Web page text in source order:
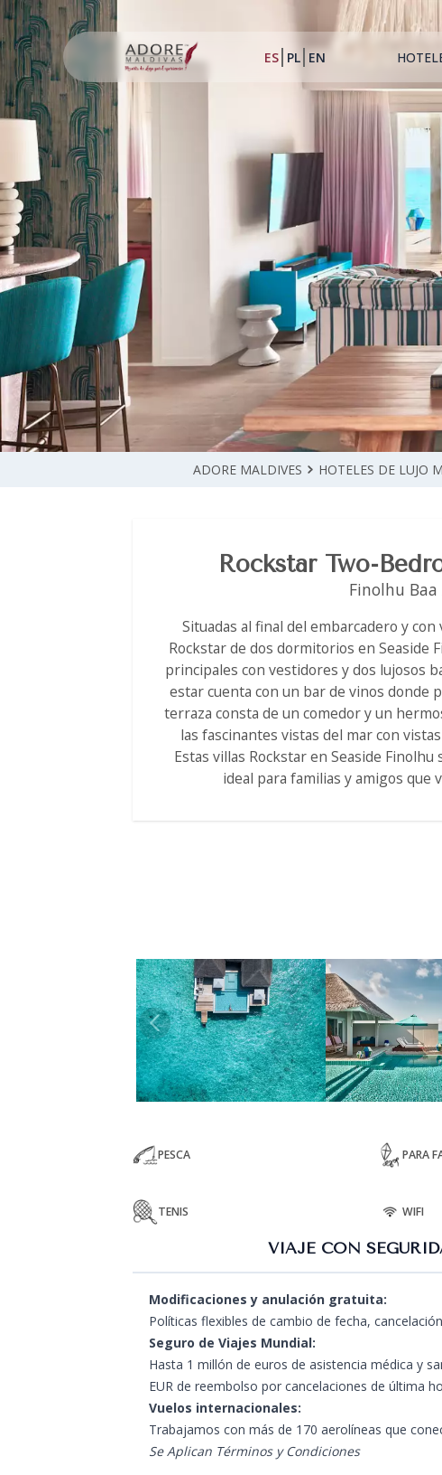
ES PL EN
ADORE MALDIVES HOTELES DE LUJO
Rockstar Two-
Finolhu
Situadas al final del embarcadero y
Rockstar de dos dormitorios en Seaside
principales con vestidores y dos lujosos
estar cuenta con un bar de vinos donde
terraza consta de un comedor y un
las fascinantes vistas del mar con
Estas villas Rockstar en Seaside
ideal para familias y amigos que
PESCA PARA
TENIS WIFI
VIAJE CON
Modificaciones y anulación gratuita:
Políticas flexibles de cambio de fecha,
Seguro de Viajes Mundial:
Hasta 1 millón de euros de asistencia médica y
EUR de reembolso por cancelaciones de última
Vuelos internacionales:
Trabajamos con más de 170 aerolíneas que
Se Aplican Términos y Condiciones